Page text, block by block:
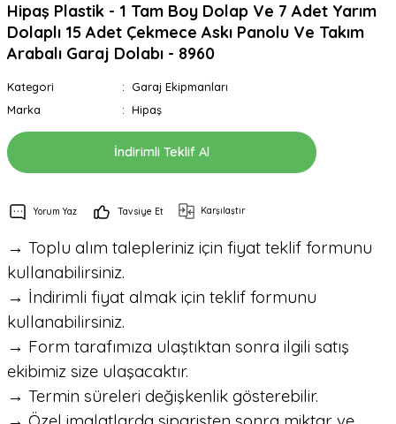
Hipaş Plastik - 1 Tam Boy Dolap Ve 7 Adet Yarım
Dolaplı 15 Adet Çekmece Askı Panolu Ve Takım
Arabalı Garaj Dolabı - 8960
Kategori
Garaj Ekipmanları
Marka
Hipaş
İndirimli Teklif Al
Yorum Yaz Tavsiye Et Karşılaştır
→ Toplu alım talepleriniz için fiyat teklif formunu
kullanabilirsiniz.
→ İndirimli fiyat almak için teklif formunu
kullanabilirsiniz.
→ Form tarafımıza ulaştıktan sonra ilgili satış
ekibimiz size ulaşacaktır.
→ Termin süreleri değişkenlik gösterebilir.